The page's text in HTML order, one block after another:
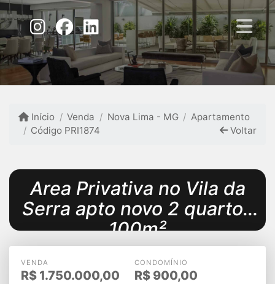
Início Venda Nova Lima - MG
Apartamento
Código PRI1874
Voltar
Area Privativa no Vila da
Serra apto novo 2 quartos
100m²
VENDA
R$ 1.750.000,00
CONDOMÍNIO
R$ 900,00